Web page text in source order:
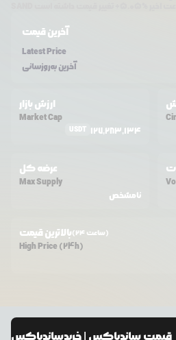
آخرین قیمت
Latest Price
آخرین به‌روزسانی
ارزش بازار
Market Cap
USDT 127,283,134
عرضه کل
Max Supply
نامشخص
بالاترین قیمت (24 ساعت)
High Price (24h)
قیمتساندباکس | خریدساندباکس